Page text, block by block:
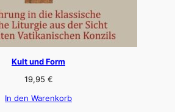
Kult und Form
19,95 €
In den Warenkorb